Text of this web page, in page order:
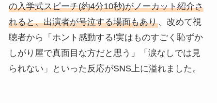
の入学式スピーチ(約4分10秒)がノーカット紹介さ
れると、出演者が号泣する場面もあり、改めて視
聴者から「ホント感動する!実はものすごく恥ずか
しがり屋で真面目な方だと思う」「涙なしでは見
られない」といった反応がSNS上に溢れました。